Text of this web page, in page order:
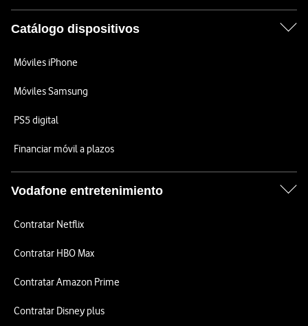
Catálogo dispositivos
Móviles iPhone
Móviles Samsung
PS5 digital
Financiar móvil a plazos
Vodafone entretenimiento
Contratar Netflix
Contratar HBO Max
Contratar Amazon Prime
Contratar Disney plus